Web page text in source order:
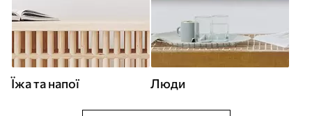
Їжа та напої Люди